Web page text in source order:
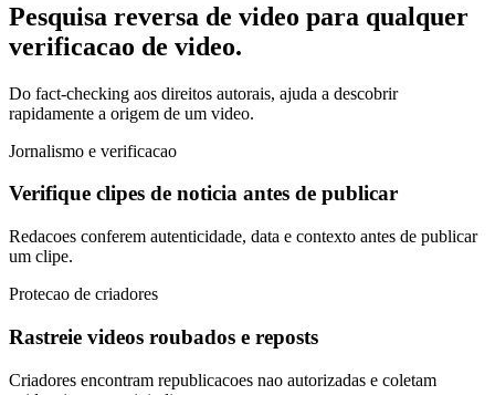
Pesquisa reversa de video para qualquer
verificacao de video.
Do fact-checking aos direitos autorais, ajuda a descobrir
rapidamente a origem de um video.
Jornalismo e verificacao
Verifique clipes de noticia antes de publicar
Redacoes conferem autenticidade, data e contexto antes de publicar
um clipe.
Protecao de criadores
Rastreie videos roubados e reposts
Criadores encontram republicacoes nao autorizadas e coletam